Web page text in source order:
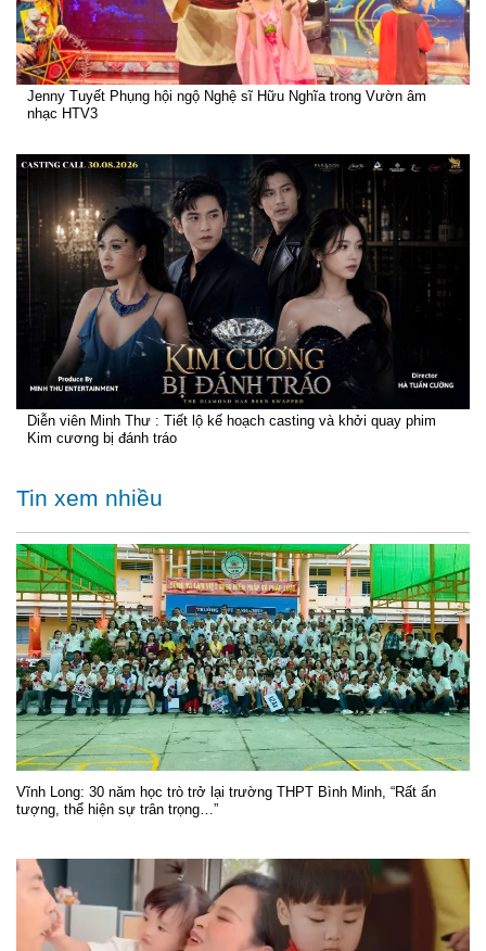
Jenny Tuyết Phụng hội ngộ Nghệ sĩ Hữu Nghĩa trong Vườn âm
nhạc HTV3
Diễn viên Minh Thư : Tiết lộ kế hoạch casting và khởi quay phim
Kim cương bị đánh tráo
Tin xem nhiều
Vĩnh Long: 30 năm học trò trở lại trường THPT Bình Minh, “Rất ấn
tượng, thể hiện sự trân trọng…”